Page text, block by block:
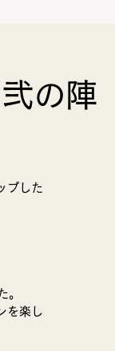
の陣
プした
。
を楽し